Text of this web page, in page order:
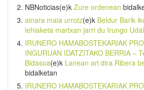
NBNoticias(e)k Zure ordenean
ainara maia urrotz(e)k Beldur Barik
lehiaketa martxan jarri du Irungo
IRUNERO HAMABOSTEKARIAK
INGURUAN IDATZITAKO BERRIA –
Bidasoa(e)k Lanean ari dira Ribera
bidalketan
IRUNERO HAMABOSTEKARIAK